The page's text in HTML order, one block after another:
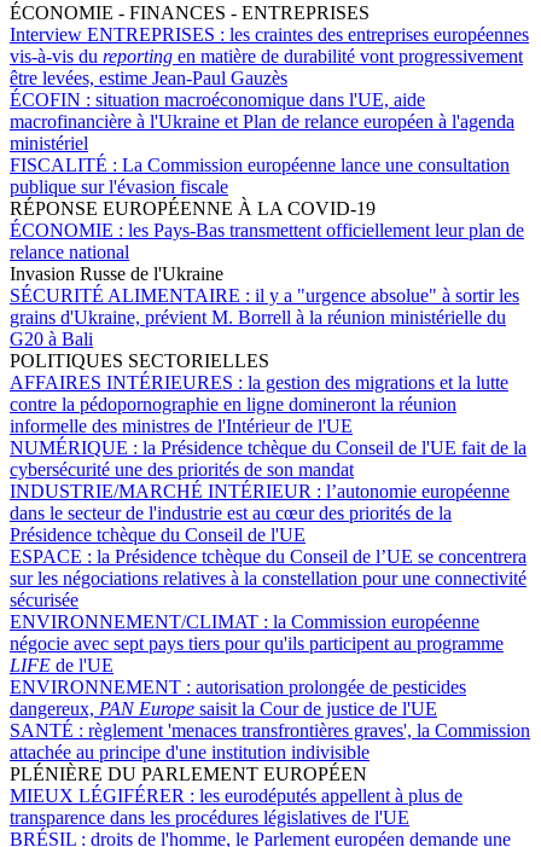
ÉCONOMIE - FINANCES - ENTREPRISES
Interview ENTREPRISES : les craintes des entreprises européennes
vis-à-vis du reporting en matière de durabilité vont progressivement
être levées, estime Jean-Paul Gauzès
ÉCOFIN : situation macroéconomique dans l'UE, aide
macrofinancière à l'Ukraine et Plan de relance européen à l'agenda
ministériel
FISCALITÉ : La Commission européenne lance une consultation
publique sur l'évasion fiscale
RÉPONSE EUROPÉENNE À LA COVID-19
ÉCONOMIE : les Pays-Bas transmettent officiellement leur plan de
relance national
Invasion Russe de l'Ukraine
SÉCURITÉ ALIMENTAIRE : il y a "urgence absolue" à sortir les
grains d'Ukraine, prévient M. Borrell à la réunion ministérielle du
G20 à Bali
POLITIQUES SECTORIELLES
AFFAIRES INTÉRIEURES : la gestion des migrations et la lutte
contre la pédopornographie en ligne domineront la réunion
informelle des ministres de l'Intérieur de l'UE
NUMÉRIQUE : la Présidence tchèque du Conseil de l'UE fait de la
cybersécurité une des priorités de son mandat
INDUSTRIE/MARCHÉ INTÉRIEUR : l’autonomie européenne
dans le secteur de l'industrie est au cœur des priorités de la
Présidence tchèque du Conseil de l'UE
ESPACE : la Présidence tchèque du Conseil de l’UE se concentrera
sur les négociations relatives à la constellation pour une connectivité
sécurisée
ENVIRONNEMENT/CLIMAT : la Commission européenne
négocie avec sept pays tiers pour qu'ils participent au programme
LIFE de l'UE
ENVIRONNEMENT : autorisation prolongée de pesticides
dangereux, PAN Europe saisit la Cour de justice de l'UE
SANTÉ : règlement 'menaces transfrontières graves', la Commission
attachée au principe d'une institution indivisible
PLÉNIÈRE DU PARLEMENT EUROPÉEN
MIEUX LÉGIFÉRER : les eurodéputés appellent à plus de
transparence dans les procédures législatives de l'UE
BRÉSIL : droits de l'homme, le Parlement européen demande une